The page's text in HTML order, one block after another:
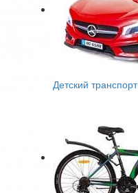
Детский транспорт